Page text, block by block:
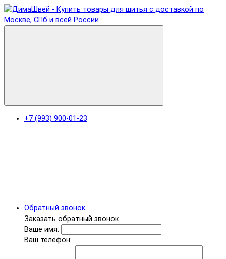
+7 (993) 900-01-23
Обратный звонок
Заказать обратный звонок
Ваше имя:
Ваш телефон: